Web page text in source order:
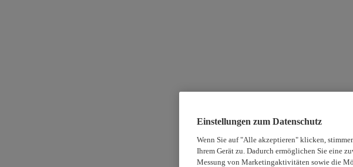
Einstellungen zum Datenschutz
Wenn Sie auf "Alle akzeptieren" klicken,
Ihrem Gerät zu. Dadurch ermöglichen Sie eine
Messung von Marketingaktivitäten sowie die